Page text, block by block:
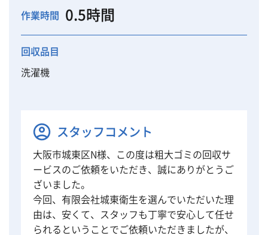
作業時間 0.5時間
回収品目
洗濯機
スタッフコメント
大阪市城東区N様、この度は粗大ゴミの回収サ
ービスのご依頼をいただき、誠にありがとうご
ざいました。
今回、有限会社城東衛生を選んでいただいた理
由は、安くて、スタッフも丁寧で安心して任せ
られるということでご依頼いただきましたが、